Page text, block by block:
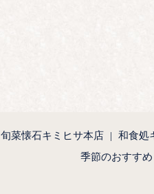
旬菜懐石キミヒサ本店 和食処
季節のおすすめ